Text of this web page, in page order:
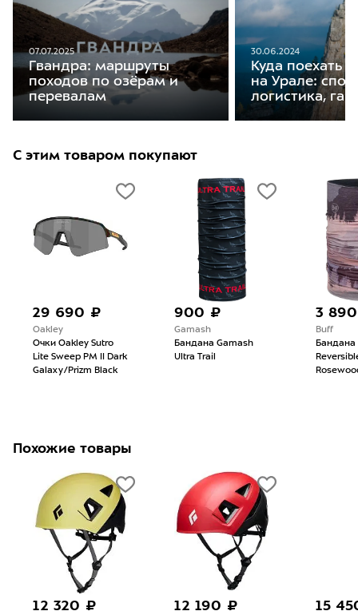
07.07.2025
Гвандра: маршруты
походов по озёрам и
перевалам
30.06.2024
Куда поехать
на Урале:
логистика,
С этим товаром покупают
29 690 ₽
Oakley
Очки Oakley Sutro
Lite Sweep PM II Dark
Galaxy/Prizm Black
900 ₽
Gamash
Бандана Gamash
Ultra Trail
3
Buff
Бандана
Похожие товары
12 320 ₽ 12 190 ₽ 15